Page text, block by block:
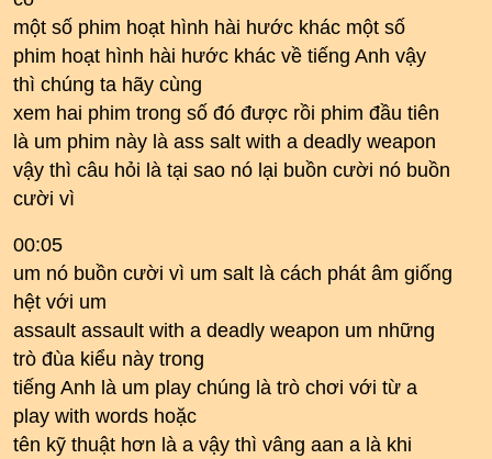
một số phim hoạt hình hài hước khác một số
phim hoạt hình hài hước khác về tiếng Anh vậy
thì chúng ta hãy cùng
xem hai phim trong số đó được rồi phim đầu tiên
là um phim này là ass salt with a deadly weapon
vậy thì câu hỏi là tại sao nó lại buồn cười nó buồn
cười vì
00:05
um nó buồn cười vì um salt là cách phát âm giống
hệt với um
assault assault with a deadly weapon um những
trò đùa kiểu này trong
tiếng Anh là um play chúng là trò chơi với từ a
play with words hoặc
tên kỹ thuật hơn là a vậy thì vâng aan a là khi